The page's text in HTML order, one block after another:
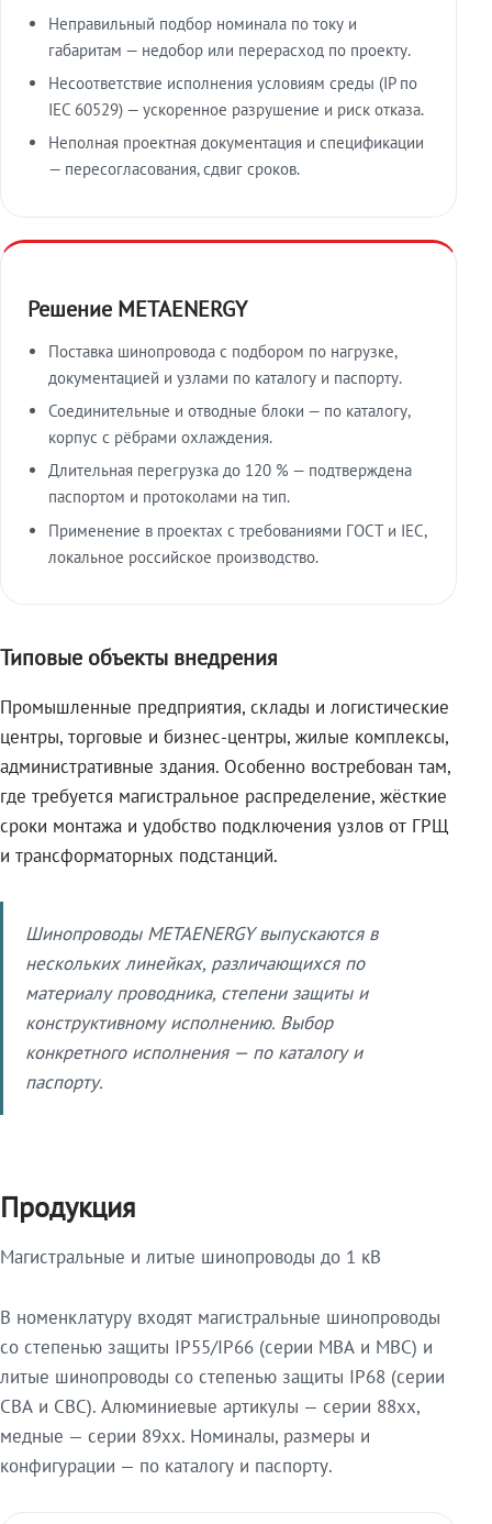
Неправильный подбор номинала по току и
габаритам — недобор или перерасход по проекту.
Несоответствие исполнения условиям среды (IP по
IEC 60529) — ускоренное разрушение и риск отказа.
Неполная проектная документация и спецификации
— пересогласования, сдвиг сроков.
Решение METAENERGY
Поставка шинопровода с подбором по нагрузке,
документацией и узлами по каталогу и паспорту.
Соединительные и отводные блоки — по каталогу,
корпус с рёбрами охлаждения.
Длительная перегрузка до 120 % — подтверждена
паспортом и протоколами на тип.
Применение в проектах с требованиями ГОСТ и IEC,
локальное российское производство.
Типовые объекты внедрения
Промышленные предприятия, склады и логистические
центры, торговые и бизнес-центры, жилые комплексы,
административные здания. Особенно востребован там,
где требуется магистральное распределение, жёсткие
сроки монтажа и удобство подключения узлов от ГРЩ
и трансформаторных подстанций.
Шинопроводы METAENERGY выпускаются в
нескольких линейках, различающихся по
материалу проводника, степени защиты и
конструктивному исполнению. Выбор
конкретного исполнения — по каталогу и
паспорту.
Продукция
Магистральные и литые шинопроводы до 1 кВ
В номенклатуру входят магистральные шинопроводы
со степенью защиты IP55/IP66 (серии МВА и МВС) и
литые шинопроводы со степенью защиты IP68 (серии
СВА и СВС). Алюминиевые артикулы — серии 88xx,
медные — серии 89xx. Номиналы, размеры и
конфигурации — по каталогу и паспорту.